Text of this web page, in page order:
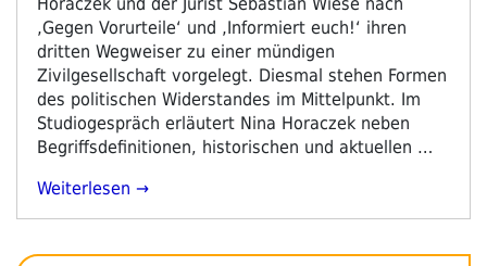
‚Gegen Vorurteile‘ und ‚Informiert euch!‘ ihren
dritten Wegweiser zu einer mündigen
Zivilgesellschaft vorgelegt. Diesmal stehen Formen
des politischen Widerstandes im Mittelpunkt. Im
Studiogespräch erläutert Nina Horaczek neben
Begriffsdefinitionen, historischen und aktuellen …
„Nina
Wiese:
Weiterlesen